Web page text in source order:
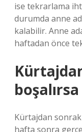
ise tekrarlama
durumda anne
kalabilir. Anne
haftadan önce
Kürtajdan
hafta sonra